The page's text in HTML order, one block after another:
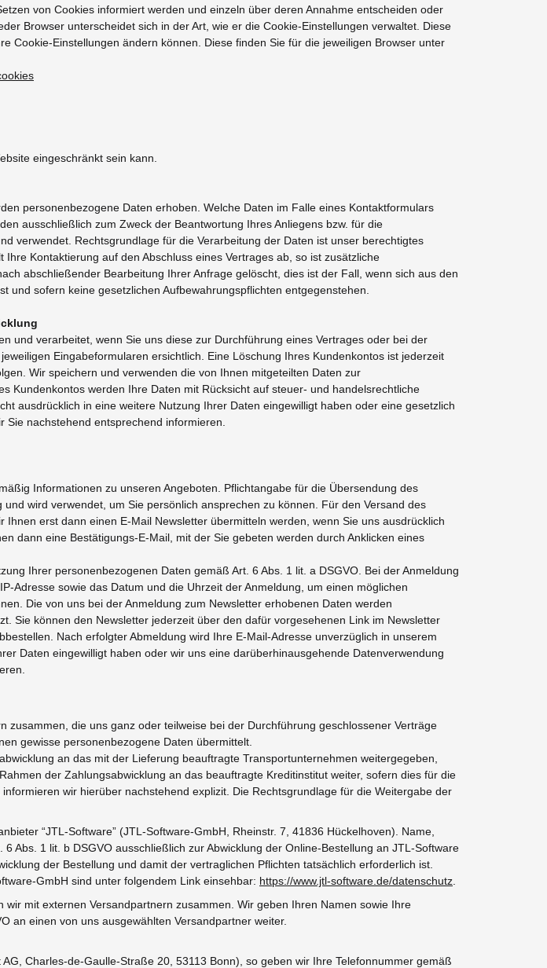
von Cookies informiert werden und einzeln über deren Annahme entscheiden oder
Browser unterscheidet sich in der Art, wie er die Cookie-Einstellungen verwaltet. Diese
Cookie-Einstellungen ändern können. Diese finden Sie für die jeweiligen Browser unter
eingeschränkt sein kann.
personenbezogene Daten erhoben. Welche Daten im Falle eines Kontaktformulars
ausschließlich zum Zweck der Beantwortung Ihres Anliegens bzw. für die
verwendet. Rechtsgrundlage für die Verarbeitung der Daten ist unser berechtigtes
Kontaktierung auf den Abschluss eines Vertrages ab, so ist zusätzliche
abschließender Bearbeitung Ihrer Anfrage gelöscht, dies ist der Fall, wenn sich aus den
sofern keine gesetzlichen Aufbewahrungspflichten entgegenstehen.
und verarbeitet, wenn Sie uns diese zur Durchführung eines Vertrages oder bei der
Eingabeformularen ersichtlich. Eine Löschung Ihres Kundenkontos ist jederzeit
Wir speichern und verwenden die von Ihnen mitgeteilten Daten zur
Kundenkontos werden Ihre Daten mit Rücksicht auf steuer- und handelsrechtliche
ausdrücklich in eine weitere Nutzung Ihrer Daten eingewilligt haben oder eine gesetzlich
nachstehend entsprechend informieren.
Informationen zu unseren Angeboten. Pflichtangabe für die Übersendung des
wird verwendet, um Sie persönlich ansprechen zu können. Für den Versand des
erst dann einen E-Mail Newsletter übermitteln werden, wenn Sie uns ausdrücklich
dann eine Bestätigungs-E-Mail, mit der Sie gebeten werden durch Anklicken eines
Ihrer personenbezogenen Daten gemäß Art. 6 Abs. 1 lit. a DSGVO. Bei der Anmeldung
Adresse sowie das Datum und die Uhrzeit der Anmeldung, um einen möglichen
Die von uns bei der Anmeldung zum Newsletter erhobenen Daten werden
Sie können den Newsletter jederzeit über den dafür vorgesehenen Link im Newsletter
Nach erfolgter Abmeldung wird Ihre E-Mail-Adresse unverzüglich in unserem
Daten eingewilligt haben oder wir uns eine darüberhinausgehende Datenverwendung
die uns ganz oder teilweise bei der Durchführung geschlossener Verträge
gewisse personenbezogene Daten übermittelt.
an das mit der Lieferung beauftragte Transportunternehmen weitergegeben,
der Zahlungsabwicklung an das beauftragte Kreditinstitut weiter, sofern dies für die
wir hierüber nachstehend explizit. Die Rechtsgrundlage für die Weitergabe der
“JTL-Software” (JTL-Software-GmbH, Rheinstr. 7, 41836 Hückelhoven). Name,
Abs. 1 lit. b DSGVO ausschließlich zur Abwicklung der Online-Bestellung an JTL-Software
der Bestellung und damit der vertraglichen Pflichten tatsächlich erforderlich ist.
GmbH sind unter folgendem Link einsehbar: https://www.jtl-software.de/datenschutz
mit externen Versandpartnern zusammen. Wir geben Ihren Namen sowie Ihre
an einen von uns ausgewählten Versandpartner weiter.
Charles-de-Gaulle-Straße 20, 53113 Bonn), so geben wir Ihre Telefonnummer gemäß